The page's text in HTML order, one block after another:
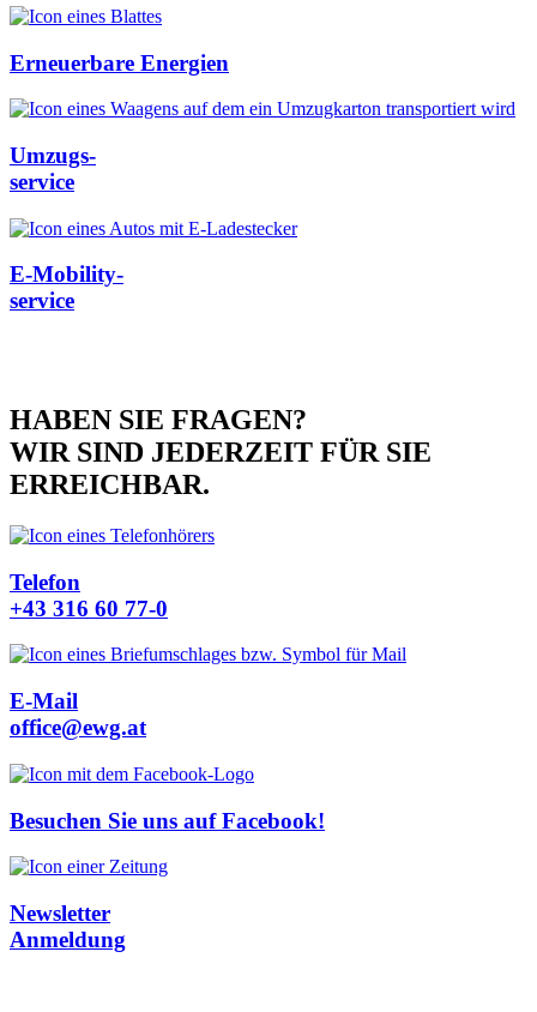
Erneuerbare Energien
Umzugs-
service
E-Mobility-
service
HABEN SIE FRAGEN?
WIR SIND JEDERZEIT FÜR SIE
ERREICHBAR.
Telefon
+43 316 60 77-0
E-Mail
office@ewg.at
Besuchen Sie uns auf Facebook!
Newsletter
Anmeldung